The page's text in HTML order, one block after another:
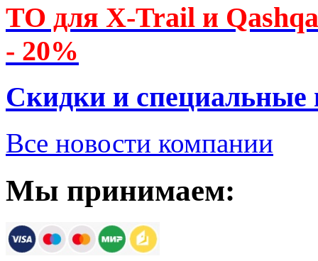
ТО для X-Trail и
- 20%
Скидки и специальные
Все новости компании
Мы принимаем: